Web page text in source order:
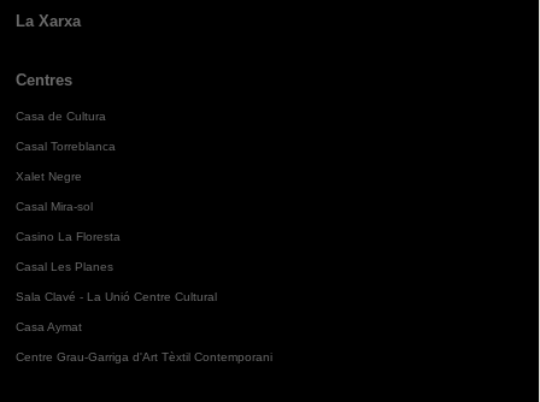
La Xarxa
Centres
Casa de Cultura
Casal Torreblanca
Xalet Negre
Casal Mira-sol
Casino La Floresta
Casal Les Planes
Sala Clavé - La Unió Centre Cultural
Casa Aymat
Centre Grau-Garriga d'Art Tèxtil Contemporani